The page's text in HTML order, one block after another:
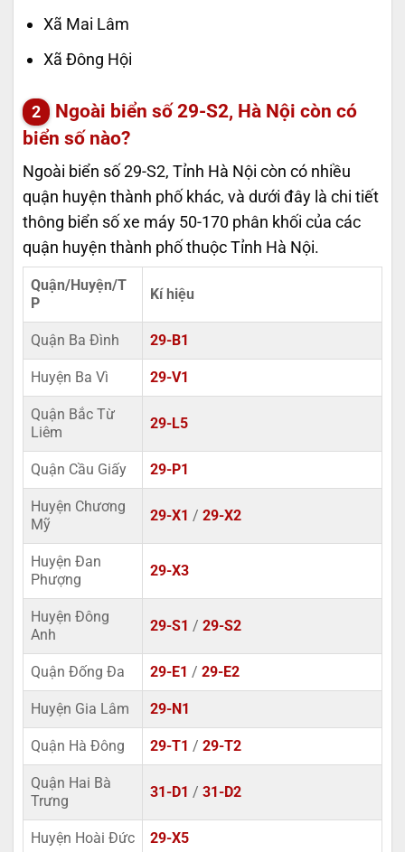
Xã Mai Lâm
Xã Đông Hội
Ngoài biển số 29-S2, Hà Nội còn có
biển số nào?
Ngoài biển số 29-S2, Tỉnh Hà Nội còn có nhiều
quận huyện thành phố khác, và dưới đây là chi tiết
thông biển số xe máy 50-170 phân khối của các
quận huyện thành phố thuộc Tỉnh Hà Nội.
Quận/Huyện/T
P
Kí hiệu
Quận Ba Đình 29-B1
Huyện Ba Vì 29-V1
Quận Bắc Từ
Liêm
29-L5
Quận Cầu Giấy 29-P1
Huyện Chương
Mỹ
29-X1 / 29-X2
Huyện Đan
Phượng
29-X3
Huyện Đông
Anh
29-S1 / 29-S2
Quận Đống Đa 29-E1 / 29-E2
Huyện Gia Lâm 29-N1
Quận Hà Đông 29-T1 / 29-T2
Quận Hai Bà
Trưng
31-D1 / 31-D2
Huyện Hoài Đức 29-X5